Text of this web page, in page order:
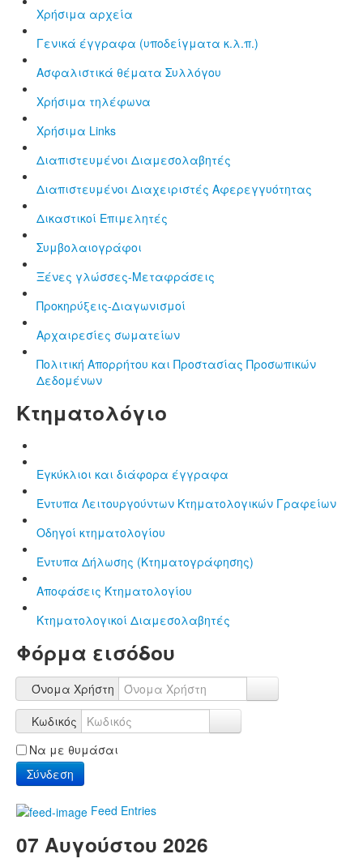
Χρήσιμα αρχεία
Γενικά έγγραφα (υποδείγματα κ.λ.π.)
Aσφαλιστικά θέματα Συλλόγου
Χρήσιμα τηλέφωνα
Χρήσιμα Links
Διαπιστευμένοι Διαμεσολαβητές
Διαπιστευμένοι Διαχειριστές Αφερεγγυότητας
Δικαστικοί Επιμελητές
Συμβολαιογράφοι
Ξένες γλώσσες-Μεταφράσεις
Προκηρύξεις-Διαγωνισμοί
Αρχαιρεσίες σωματείων
Πολιτική Απορρήτου και Προστασίας Προσωπικών
Δεδομένων
Κτηματολόγιο
Εγκύκλιοι και διάφορα έγγραφα
Έντυπα Λειτουργούντων Κτηματολογικών Γραφείων
Οδηγοί κτηματολογίου
Έντυπα Δήλωσης (Κτηματογράφησης)
Αποφάσεις Κτηματολογίου
Κτηματολογικοί Διαμεσολαβητές
Φόρμα εισόδου
Όνομα Χρήστη
Κωδικός
Να με θυμάσαι
Σύνδεση
Feed Entries
07 Αυγούστου 2026